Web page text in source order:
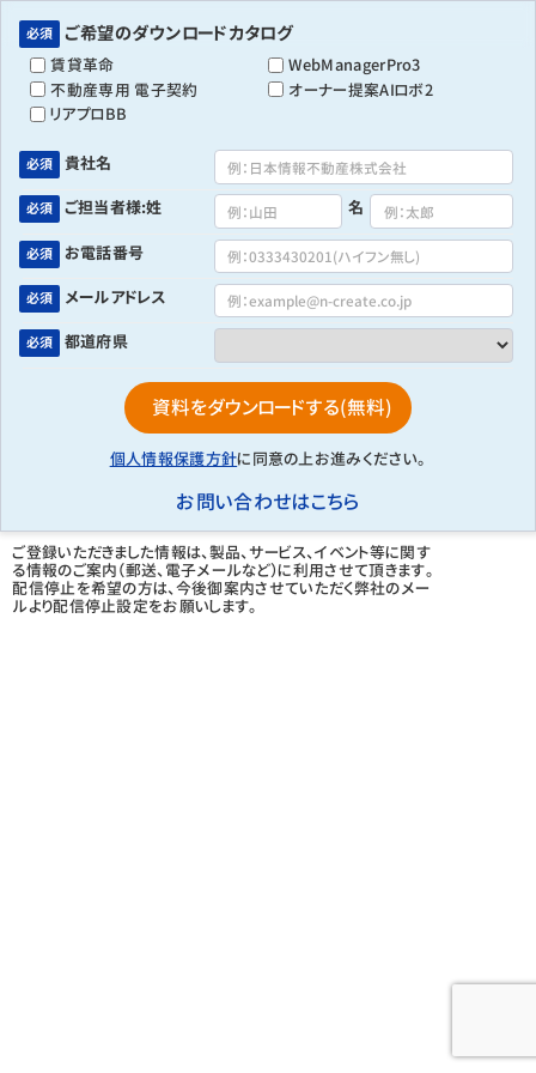
必須 ご希望のダウンロードカタログ
賃貸革命
WebManagerPro3
不動産専用 電子契約
オーナー提案AIロボ2
リアプロBB
必須 貴社名
必須 ご担当者様:姓 名
必須 お電話番号
必須 メールアドレス
必須 都道府県
個人情報保護方針に同意の上お進みください。
お問い合わせはこちら
ご登録いただきました情報は、製品、サービス、イベント等に関す
る情報のご案内（郵送、電子メールなど）に利用させて頂きます。
配信停止を希望の方は、今後御案内させていただく弊社のメー
ルより配信停止設定をお願いします。